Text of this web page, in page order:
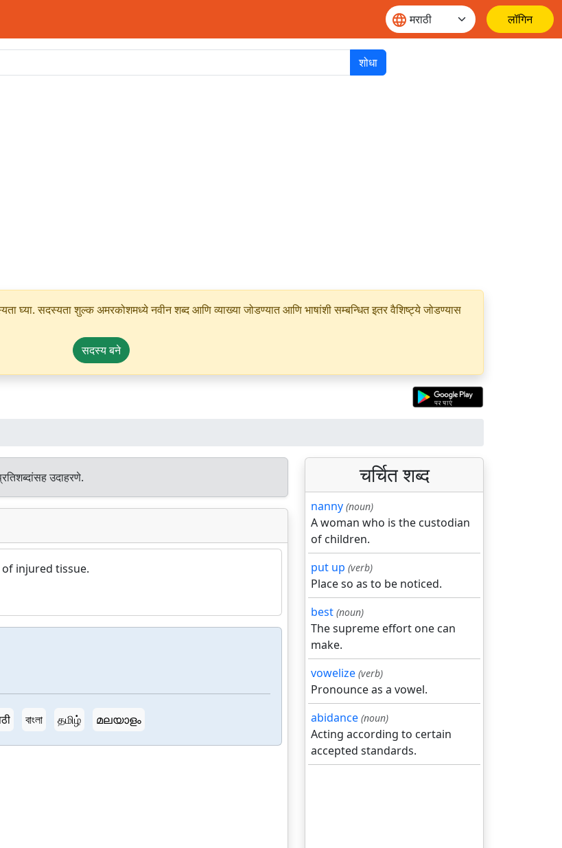
लॉगिन
शोधा
घ्या. सदस्यता शुल्क अमरकोशमध्ये नवीन शब्द आणि व्याख्या जोडण्यात आणि भाषांशी सम्बन्धित इतर वैशिष्ट्ये जोडण्यास
सदस्य बने
उदाहरणे.
injured tissue.
বাংলা தமிழ் മലയാളം
चर्चित शब्द
nanny (noun)
A woman who is the custodian
of children.
put up (verb)
Place so as to be noticed.
best (noun)
The supreme effort one can
make.
vowelize (verb)
Pronounce as a vowel.
abidance (noun)
Acting according to certain
accepted standards.